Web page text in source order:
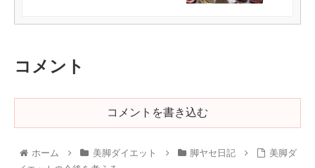
コメント
コメントを書き込む
ホーム 美脚ダイエット 脚ヤセ日記
美脚ダ